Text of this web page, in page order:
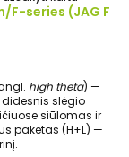
F-series (JAG F
high theta) —
slėgio
siūlomas ir
paketas (H+L) —